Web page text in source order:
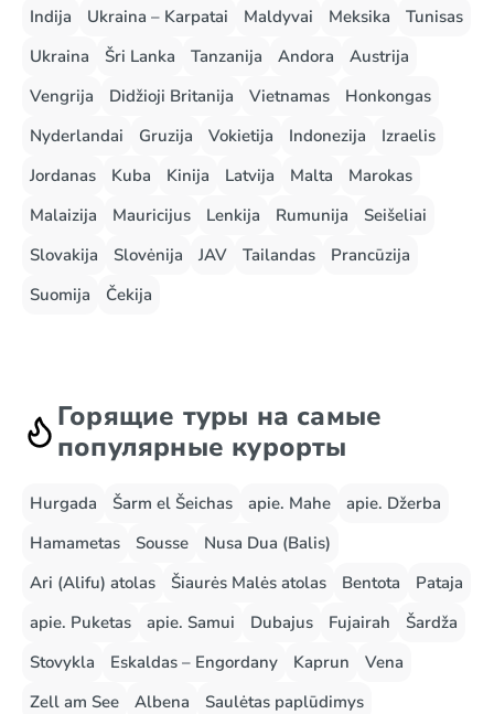
Indija
Ukraina – Karpatai Maldyvai Meksika
Tunisas
Ukraina
Šri Lanka Tanzanija Andora
Austrija
Vengrija
Didžioji Britanija Vietnamas
Honkongas
Nyderlandai
Gruzija Vokietija Indonezija
Izraelis
Jordanas
Kuba Kinija Latvija Malta
Marokas
Malaizija
Mauricijus Lenkija Rumunija
Seišeliai
Slovakija
Slovėnija JAV Tailandas
Prancūzija
Suomija
Čekija
Горящие туры на самые
популярные курорты
Hurgada Šarm el Šeichas apie. Mahe
apie. Džerba
Hamametas
Sousse
Nusa Dua (Balis)
Ari (Alifu) atolas
Šiaurės Malės atolas Bentota
Pataja
apie. Puketas
apie. Samui Dubajus Fujairah
Šardža
Stovykla
Eskaldas – Engordany Kaprun
Vena
Zell am See
Albena
Saulėtas paplūdimys